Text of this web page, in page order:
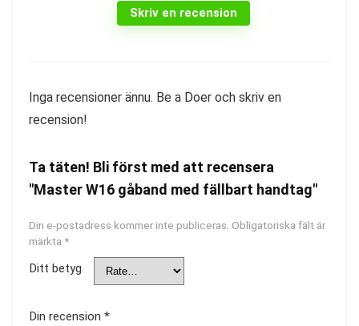
Skriv en recension
Inga recensioner ännu. Be a Doer och skriv en
recension!
Ta täten! Bli först med att recensera
"Master W16 gåband med fällbart handtag"
Din e-postadress kommer inte publiceras. Obligatoriska fält är
märkta *
Ditt betyg
Din recension *